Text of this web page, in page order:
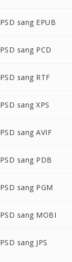
PSD sang EPUB
PSD sang PCD
PSD sang RTF
PSD sang XPS
PSD sang AVIF
PSD sang PDB
PSD sang PGM
PSD sang MOBI
PSD sang JPS